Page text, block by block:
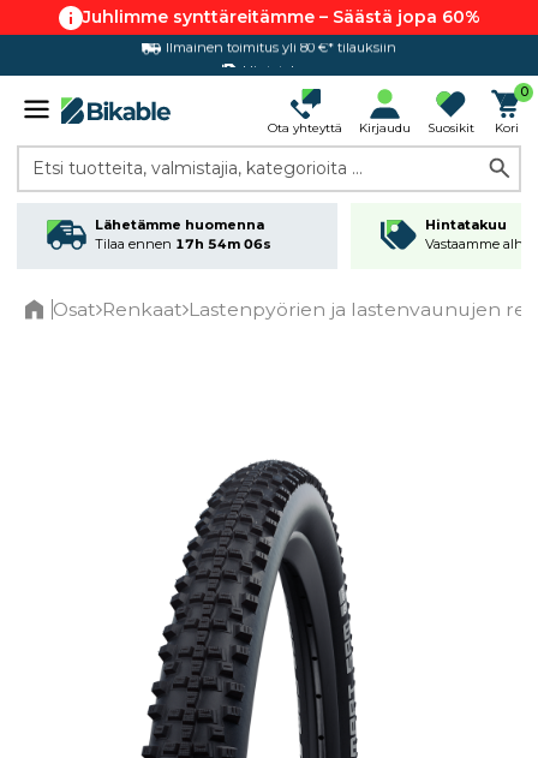
Juhlimme synttäreitämme – Säästä jopa 60%
Hintatakuu
Ota yhteyttä Kirjaudu Suosikit
0
Kori
Etsi tuotteita, valmistajia, kategorioita ...
Lähetämme huomenna
Tilaa ennen 17h 54m 06s
Hintatakuu
Vastaamme
Osat Renkaat Lastenpyörien ja lastenvaunujen